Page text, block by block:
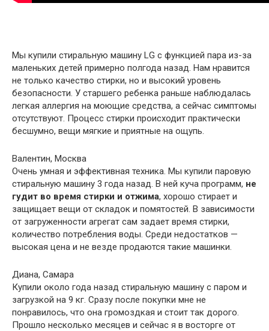
Мы купили стиральную машину LG с функцией пара из-за
маленьких детей примерно полгода назад. Нам нравится
не только качество стирки, но и высокий уровень
безопасности. У старшего ребенка раньше наблюдалась
легкая аллергия на моющие средства, а сейчас симптомы
отсутствуют. Процесс стирки происходит практически
бесшумно, вещи мягкие и приятные на ощупь.
Валентин, Москва
Очень умная и эффективная техника. Мы купили паровую
стиральную машину 3 года назад. В ней куча программ, не
гудит во время стирки и отжима, хорошо стирает и
защищает вещи от складок и помятостей. В зависимости
от загруженности агрегат сам задает время стирки,
количество потребления воды. Среди недостатков —
высокая цена и не везде продаются такие машинки.
Диана, Самара
Купили около года назад стиральную машину с паром и
загрузкой на 9 кг. Сразу после покупки мне не
понравилось, что она громоздкая и стоит так дорого.
Прошло несколько месяцев и сейчас я в восторге от